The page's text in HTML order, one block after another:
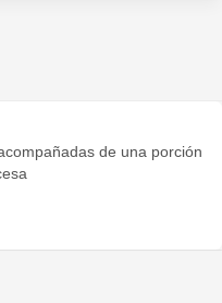
de una porción